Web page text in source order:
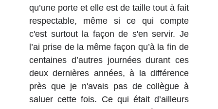
qu’une porte et elle est de taille tout à fait
respectable, même si ce qui compte
c'est surtout la façon de s'en servir. Je
l’ai prise de la même façon qu’à la fin de
centaines d’autres journées durant ces
deux dernières années, à la différence
près que je n'avais pas de collègue à
saluer cette fois. Ce qui était d’ailleurs